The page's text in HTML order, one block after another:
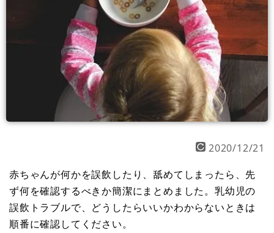
2020/12/21
赤ちゃんが何かを誤飲したり、舐めてしまったら、先
ず何を確認するべきか簡潔にまとめました。乳幼児の
誤飲トラブルで、どうしたらいいかわからないときは
順番に確認してください。